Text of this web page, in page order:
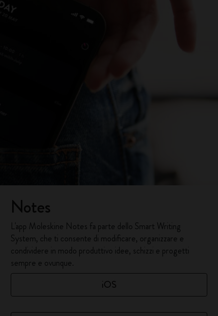
Notes
L'app Moleskine Notes fa parte dello Smart Writing
System, che ti consente di modificare, organizzare e
condividere in modo produttivo idee, schizzi e progetti
sempre e ovunque.
iOS